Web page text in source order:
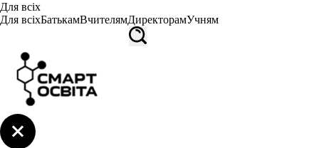
Для всіх
Для всіхБатькамВчителямДиректорамУчням